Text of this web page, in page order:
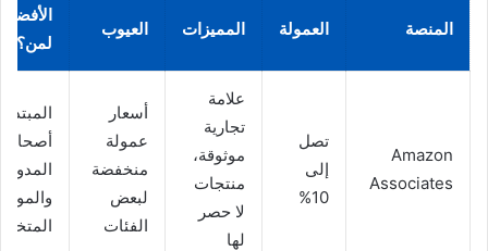
المنصة العمولة المميزات العيوب
الأفضل
لمن؟
Amazon
Associates
تصل
إلى
10%
علامة
تجارية
موثوقة،
منتجات
لا حصر
لها
أسعار
عمولة
منخفضة
لبعض
الفئات
أصحاب